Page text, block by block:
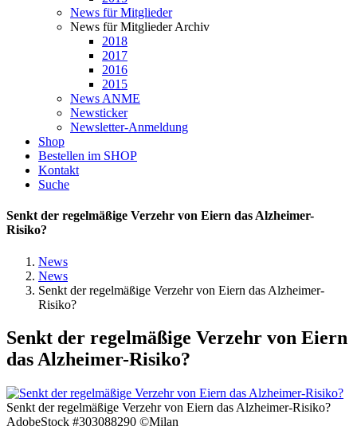
News für Mitglieder
News für Mitglieder Archiv
2018
2017
2016
2015
News ANME
Newsticker
Newsletter-Anmeldung
Shop
Bestellen im SHOP
Kontakt
Suche
Senkt der regelmäßige Verzehr von Eiern das Alzheimer-
Risiko?
News
News
Senkt der regelmäßige Verzehr von Eiern das Alzheimer-
Risiko?
Senkt der regelmäßige Verzehr von Eiern
das Alzheimer-Risiko?
Senkt der regelmäßige Verzehr von Eiern das Alzheimer-Risiko?
AdobeStock #303088290 ©Milan